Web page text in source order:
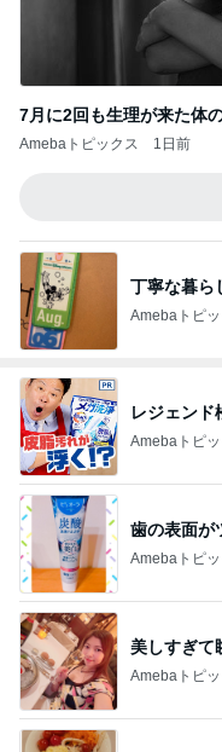
7月に2回も生理が来た体
Amebaトピックス 1日前
丁寧な暮ら
Amebaトピッ
レジェンド
Amebaトピッ
歯の表面が
Amebaトピッ
美しすぎて
Amebaトピッ